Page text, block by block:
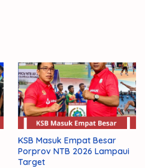
KSB Masuk Empat Besar
Porprov NTB 2026 Lampaui
Target